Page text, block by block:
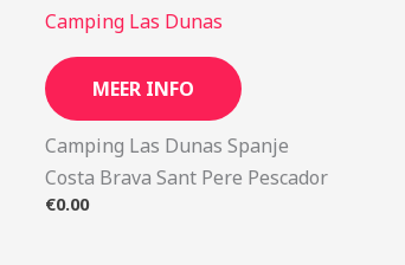
Camping Las Dunas
MEER INFO
Camping Las Dunas Spanje
Costa Brava Sant Pere Pescador
€0.00